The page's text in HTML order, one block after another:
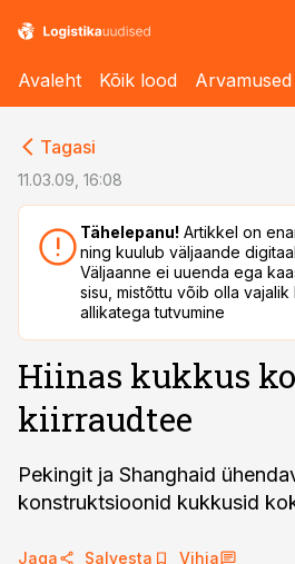
Avaleht Kõik lood Arvamused
Tagasi
11.03.09, 16:08
Tähelepanu! Artikkel on
ning kuulub väljaande
Väljaanne ei uuenda ega
sisu, mistõttu võib olla
allikatega tutvumine
Hiinas kukkus
kiirraudtee
Pekingit ja Shanghaid
konstruktsioonid kukkusid
Jaga Salvesta Vihja